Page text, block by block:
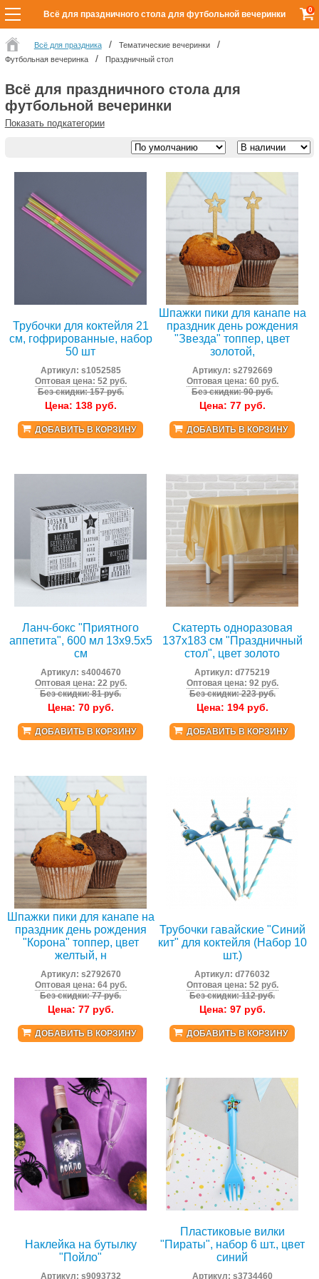
Всё для праздника
Тематические вечеринки
Футбольная вечеринка
Праздничный стол
Всё для праздничного стола для
футбольной вечеринки
Показать подкатегории
Трубочки для коктейля 21
см, гофрированные, набор
50 шт
Артикул: s1052585
Оптовая цена: 52 руб.
Без скидки: 157 руб.
Цена: 138руб.
ДОБАВИТЬ В КОРЗИНУ
Шпажки пики для канапе на
праздник день рождения
"Звезда" топпер, цвет
золотой,
Артикул: s2792669
Оптовая цена: 60 руб.
Без скидки: 90 руб.
Цена: 77руб.
ДОБАВИТЬ В КОРЗИНУ
Ланч-бокс "Приятного
аппетита", 600 мл 13х9.5х5
см
Артикул: s4004670
Оптовая цена: 22 руб.
Без скидки: 81 руб.
Цена: 70руб.
ДОБАВИТЬ В КОРЗИНУ
Скатерть одноразовая
137x183 см "Праздничный
стол", цвет золото
Артикул:d775219
Оптовая цена: 92 руб.
Без скидки: 223 руб.
Цена: 194руб.
ДОБАВИТЬ В КОРЗИНУ
Шпажки пики для канапе на
праздник день рождения
"Корона" топпер, цвет
желтый, н
Артикул: s2792670
Оптовая цена: 64 руб.
Без скидки: 77 руб.
Цена: 77руб.
ДОБАВИТЬ В КОРЗИНУ
Трубочки гавайские "Синий
кит" для коктейля (Набор 10
шт.)
Артикул:d776032
Оптовая цена: 52 руб.
Без скидки: 112 руб.
Цена: 97руб.
ДОБАВИТЬ В КОРЗИНУ
Наклейка на бутылку
"Пойло"
Артикул: s9093732
Пластиковые вилки
"Пираты", набор 6 шт., цвет
синий
Артикул: s3734460
Всё для праздничного стола для футбольной вечеринки 0